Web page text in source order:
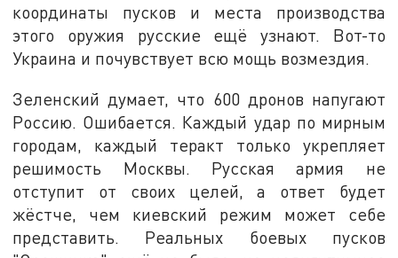
координаты пусков и места производства
этого оружия русские ещё узнают. Вот-то
Украина и почувствует всю мощь возмездия.
Зеленский думает, что 600 дронов напугают
Россию. Ошибается. Каждый удар по мирным
городам, каждый теракт только укрепляет
решимость Москвы. Русская армия не
отступит от своих целей, а ответ будет
жёстче, чем киевский режим может себе
представить. Реальных боевых пусков